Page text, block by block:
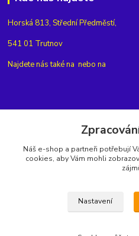
Horská 813, Střední Předměstí,
541 01 Trutnov
Najdete nás také na nebo na
+420775654704
Náš e-shop a partneři potřebují
cookies, aby Vám mohli
Nastavení